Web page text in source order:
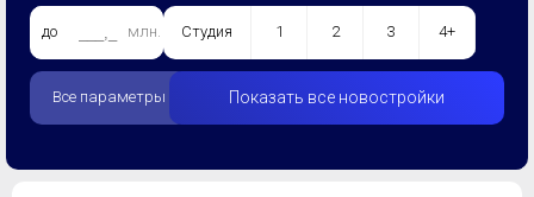
до млн. Студия 1 2 3 4+
Все параметры Показать все новостройки